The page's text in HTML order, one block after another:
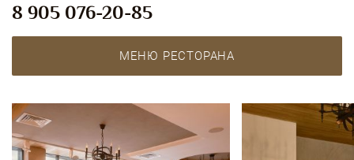
8 905 076-20-85
МЕНЮ РЕСТОРАНА